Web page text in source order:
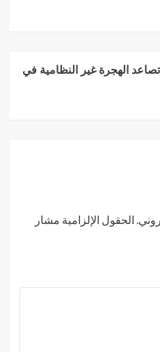
الهجرة غير النظامية في
الحقول الإلزامية مشار